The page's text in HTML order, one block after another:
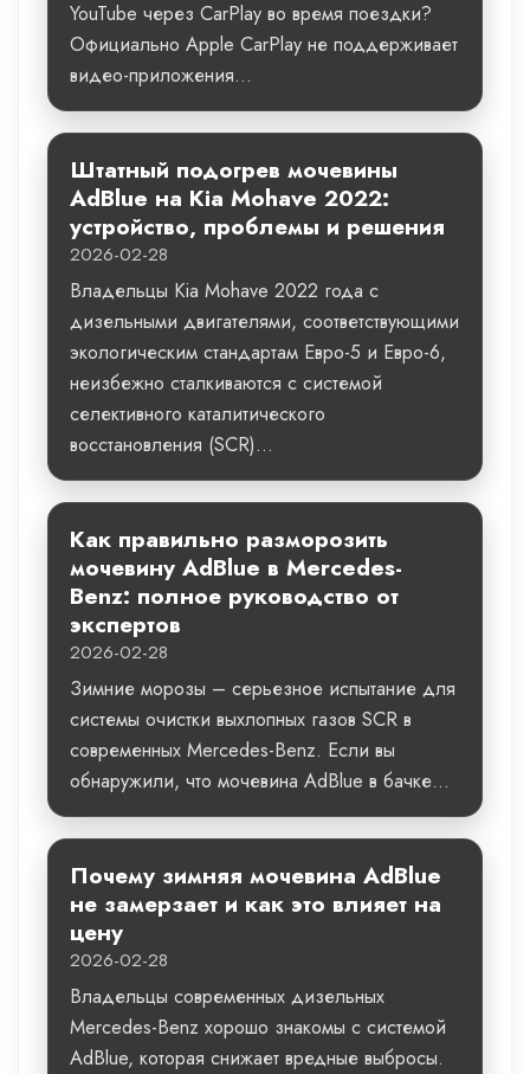
YouTube через CarPlay во время поездки?
Официально Apple CarPlay не поддерживает
видео-приложения...
Штатный подогрев мочевины
AdBlue на Kia Mohave 2022:
устройство, проблемы и решения
2026-02-28
Владельцы Kia Mohave 2022 года с
дизельными двигателями, соответствующими
экологическим стандартам Евро-5 и Евро-6,
неизбежно сталкиваются с системой
селективного каталитического
восстановления (SCR)...
Как правильно разморозить
мочевину AdBlue в Mercedes-
Benz: полное руководство от
экспертов
2026-02-28
Зимние морозы – серьезное испытание для
системы очистки выхлопных газов SCR в
современных Mercedes-Benz. Если вы
обнаружили, что мочевина AdBlue в бачке...
Почему зимняя мочевина AdBlue
не замерзает и как это влияет на
цену
2026-02-28
Владельцы современных дизельных
Mercedes-Benz хорошо знакомы с системой
AdBlue, которая снижает вредные выбросы.